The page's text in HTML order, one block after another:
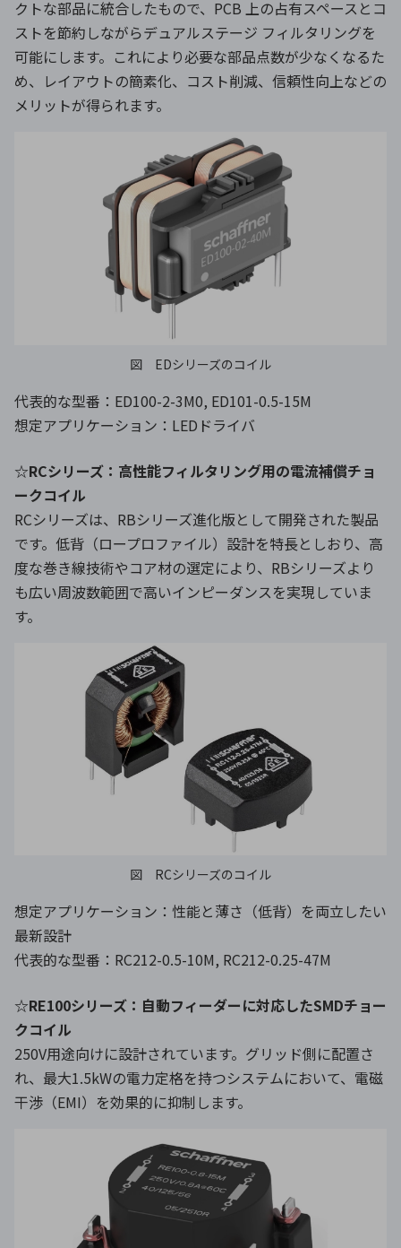
クトな部品に統合したもので、PCB 上の占有スペースとコ
ストを節約しながらデュアルステージ フィルタリングを
可能にします。これにより必要な部品点数が少なくなるた
め、レイアウトの簡素化、コスト削減、信頼性向上などの
メリットが得られます。
図 EDシリーズのコイル
代表的な型番：ED100-2-3M0, ED101-0.5-15M
想定アプリケーション：LEDドライバ
☆RCシリーズ：高性能フィルタリング用の電流補償チョ
ークコイル
RCシリーズは、RBシリーズ進化版として開発された製品
です。低背（ロープロファイル）設計を特長としおり、高
度な巻き線技術やコア材の選定により、RBシリーズより
も広い周波数範囲で高いインピーダンスを実現していま
す。
図 RCシリーズのコイル
想定アプリケーション：性能と薄さ（低背）を両立したい
最新設計
代表的な型番：RC212-0.5-10M, RC212-0.25-47M
☆RE100シリーズ：自動フィーダーに対応したSMDチョー
クコイル
250V用途向けに設計されています。グリッド側に配置さ
れ、最大1.5kWの電力定格を持つシステムにおいて、電磁
干渉（EMI）を効果的に抑制します。